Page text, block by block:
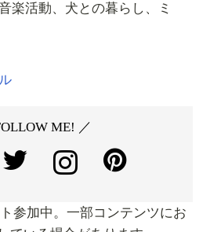
楽活動、犬との暮らし、ミ
ME! ／
参加中。一部コンテンツにお